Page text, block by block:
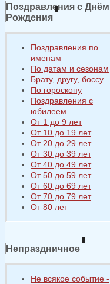
Поздравления с Днём
Рождения
Поздравления по
именам
По датам и сезонам
Брату, другу, боссу...
По гороскопу
Поздравления с
юбилеем
От 1 до 9 лет
От 10 до 19 лет
От 20 до 29 лет
От 30 до 39 лет
От 40 до 49 лет
От 50 до 59 лет
От 60 до 69 лет
От 70 до 79 лет
От 80 лет
Непраздничное
Не всякое событие -